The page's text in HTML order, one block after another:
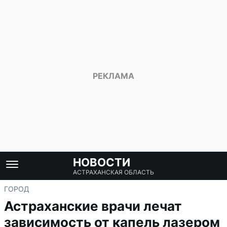
НОВОСТИ
АСТРАХАНСКАЯ ОБЛАСТЬ
ГОРОД
Астраханские врачи лечат
зависимость от капель лазером